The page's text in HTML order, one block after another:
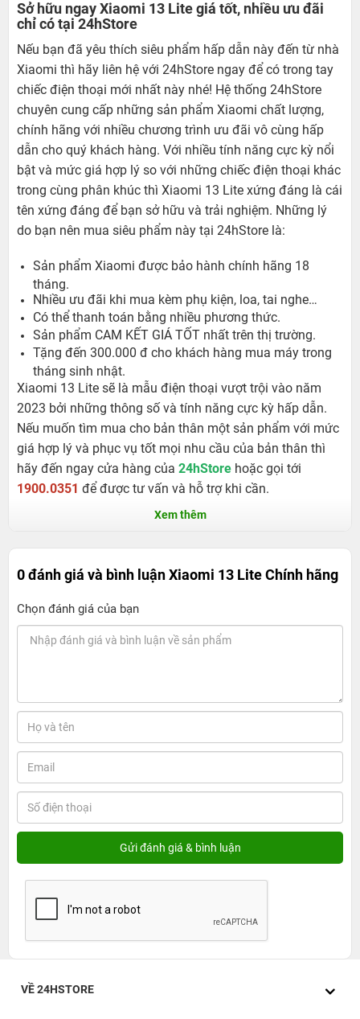
Sở hữu ngay Xiaomi 13 Lite giá tốt, nhiều ưu đãi
chỉ có tại 24hStore
Nếu bạn đã yêu thích siêu phẩm hấp dẫn này đến từ nhà
Xiaomi thì hãy liên hệ với 24hStore ngay để có trong tay
chiếc điện thoại mới nhất này nhé! Hệ thống 24hStore
chuyên cung cấp những sản phẩm Xiaomi chất lượng,
chính hãng với nhiều chương trình ưu đãi vô cùng hấp
dẫn cho quý khách hàng. Với nhiều tính năng cực kỳ nổi
bật và mức giá hợp lý so với những chiếc điện thoại khác
trong cùng phân khúc thì Xiaomi 13 Lite xứng đáng là cái
tên xứng đáng để bạn sở hữu và trải nghiệm. Những lý
do bạn nên mua siêu phẩm này tại 24hStore là:
Sản phẩm Xiaomi được bảo hành chính hãng 18
tháng.
Nhiều ưu đãi khi mua kèm phụ kiện, loa, tai nghe…
Có thể thanh toán bằng nhiều phương thức.
Sản phẩm CAM KẾT GIÁ TỐT nhất trên thị trường.
Tặng đến 300.000 đ cho khách hàng mua máy trong
tháng sinh nhật.
Xiaomi 13 Lite sẽ là mẫu điện thoại vượt trội vào năm
2023 bởi những thông số và tính năng cực kỳ hấp dẫn.
Nếu muốn tìm mua cho bản thân một sản phẩm với mức
giá hợp lý và phục vụ tốt mọi nhu cầu của bản thân thì
hãy đến ngay cửa hàng của 24hStore hoặc gọi tới
1900.0351 để được tư vấn và hỗ trợ khi cần.
Xem thêm
0 đánh giá và bình luậnXiaomi 13 Lite Chính hãng
Chọn đánh giá của bạn
VỀ 24HSTORE